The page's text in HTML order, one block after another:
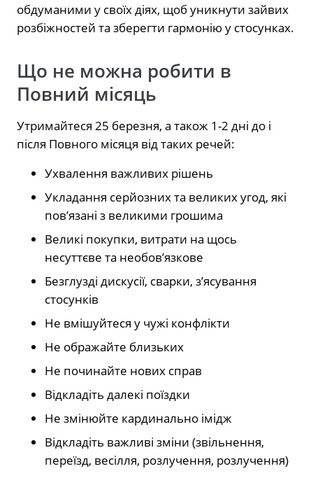
обдуманими у своїх діях, щоб уникнути зайвих
розбіжностей та зберегти гармонію у стосунках.
Що не можна робити в
Повний місяць
Утримайтеся 25 березня, а також 1-2 дні до і
після Повного місяця від таких речей:
Ухвалення важливих рішень
Укладання серйозних та великих угод, які
пов’язані з великими грошима
Великі покупки, витрати на щось
несуттєве та необов’язкове
Безглузді дискусії, сварки, з’ясування
стосунків
Не вмішуйтеся у чужі конфлікти
Не ображайте близьких
Не починайте нових справ
Відкладіть далекі поїздки
Не змінюйте кардинально імідж
Відкладіть важливі зміни (звільнення,
переїзд, весілля, розлучення, розлучення)